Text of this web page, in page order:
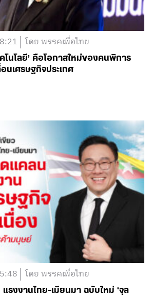
โดย พรรคเพื่อไทย
โนโลยี’ คือโอกาสใหม่ของคนพิการ
นเศรษฐกิจประเทศ
โดย พรรคเพื่อไทย
แรงงานไทย-เมียนมา ฉบับใหม่ ‘จุล